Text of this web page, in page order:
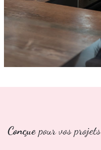
Conçuepour vos projets